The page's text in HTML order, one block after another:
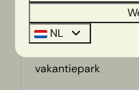
Kanovaren in
de kano
vakantiepark
NL